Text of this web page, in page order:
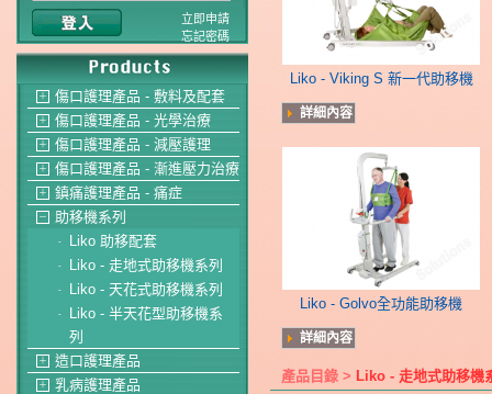
立即申請
忘記密碼
＋ 傷口護理產品 - 敷料及配套
＋ 傷口護理產品 - 光學治療
＋ 傷口護理產品 - 減壓護理
＋ 傷口護理產品 - 漸進壓力治療
＋ 鎮痛護理產品 - 痛症
－ 助移機系列
- Liko 助移配套
- Liko - 走地式助移機系列
- Liko - 天花式助移機系列
-
Liko - 半天花型助移機系
列
＋ 造口護理產品
＋ 乳病護理產品
Liko - Viking S 新一代助移機
詳細內容
Liko - Golvo全功能助移機
詳細內容
產品目錄 > Liko - 走地式助移機